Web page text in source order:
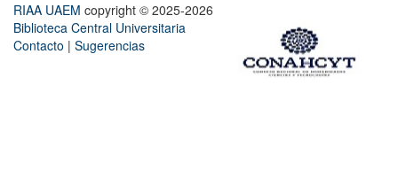
RIAA UAEM copyright © 2025-2026
Biblioteca Central Universitaria
Contacto | Sugerencias